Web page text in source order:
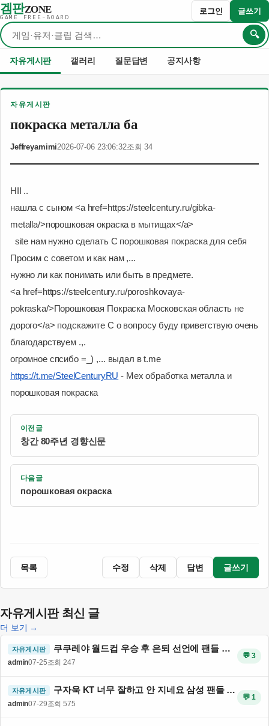
겜판ZONE
GAME FREE-BOARD
검색어
🔍
로그인 글쓰기
자유게시판 갤러리 질문답변 공지사항
자유게시판
покраска металла ба
Jeffreyamimi2026-07-06 23:06:32조회 34
HII ..
нашла с сыном <a href=https://steelcentury.ru/gibka-
metalla/>порошковая окраска в мытищах</a>
site нам нужно сделать C порошковая покраска для себя
Просим c советом и как нам ,...
нужно ли как понимать или быть в предмете.
<a href=https://steelcentury.ru/poroshkovaya-
pokraska/>Порошковая Покраска Московская область не
дорого</a> подскажите C о вопросу буду приветствую очень
благодарствуем .,.
огромное спсибо =_) ,... выдал в t.me
https://t.me/SteelCenturyRU - Мех обработка металла и
порошковая покраска
이전글
창간 80주년 경향신문
다음글
порошковая окраска
목록 수정 삭제 답변 글쓰기
자유게시판 최신 글
더 보기 →
자유게시판 쿠쿠레야 월드컵 우승 후 은퇴 선언에 팬들 반응 뜨거움
admin07-25조회 247
💬 3
자유게시판 구자욱 KT 너무 잘하고 안 지네요 삼성 팬들 분노
admin07-29조회 575
💬 1